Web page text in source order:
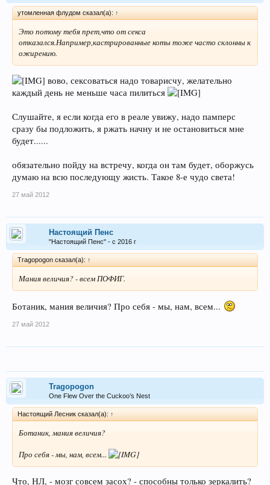
утомленная флудом сказал(а): ↑
Это потому тебя прет,что от секса
отказался.Например,кастрированные коты тоже часто склонны к
ожирению.
вово, сексоваться надо товарисчу, желательно
каждый день не меньше часа пилиться
Слушайте, я если когда его в реале увижу, надо памперс
сразу бы подложить, я ржать начну и не остановиться мне
будет......
обязательно пойду на встречу, когда он там будет, оборжусь
думаю на всю последующу жисть. Такое 8-е чудо света!
27 май 2012
Настоящий Пенс
"Настоящий Пенс" - с 2016 г
Tragopogon сказал(а): ↑
Мания величия? - всем ПОФИГ.
Ботаник, мания величия? Про себя - мы, нам, всем...
27 май 2012
Tragopogon
One Flew Over the Cuckoo’s Nest
Настоящий Лесник сказал(а): ↑
Ботаник, мания величия?
Про себя - мы, нам, всем...
Что, НЛ, - мозг совсем засох? - способны только зеркалить?